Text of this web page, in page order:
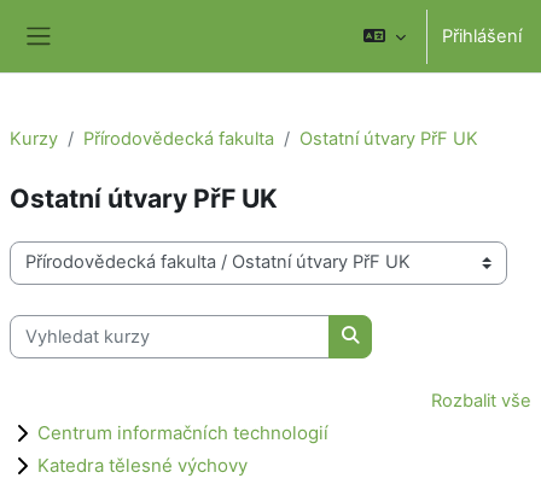
Přihlášení
Kurzy Přírodovědecká fakulta Ostatní útvary PřF UK
Ostatní útvary PřF UK
Kategorie kurzů
Vyhledat kurzy
Vyhledat kurzy
Rozbalit vše
Centrum informačních technologií
Katedra tělesné výchovy